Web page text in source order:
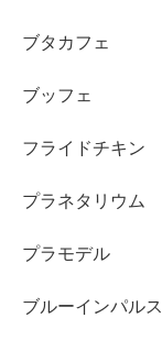
ブタカフェ
ブッフェ
フライドチキン
プラネタリウム
プラモデル
ブルーインパルス